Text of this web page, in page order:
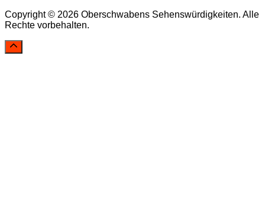
Copyright © 2026 Oberschwabens Sehenswürdigkeiten. Alle
Rechte vorbehalten.